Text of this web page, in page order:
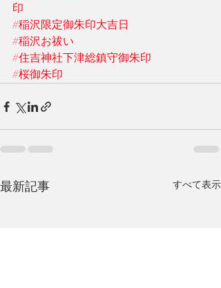
印
#稲沢限定御朱印大吉日
#稲沢お祓い
#住吉神社下津総鎮守御朱印
#桜御朱印
最新記事 すべて表示